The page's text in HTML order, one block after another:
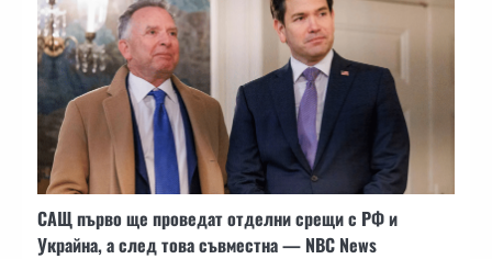
САЩ първо ще проведат отделни срещи с РФ и
Украйна, а след това съвместна — NBC News